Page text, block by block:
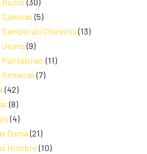
Camisas (5)
Camperas/Chalecos (13)
Jeans (9)
Pantalones (11)
Remeras (7)
(42)
(8)
(4)
Dama (21)
Hombre (10)